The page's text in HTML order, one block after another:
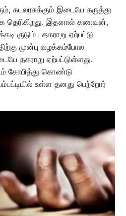
கடலரசுக்கும் இடையே கருத்து
தெரிகிறது. இதனால் கணவன்,
குடும்ப தகராறு ஏற்பட்டு
முன்பு வழக்கம்போல
தகராறு ஏற்பட்டுள்ளது.
கோபித்து கொண்டு
உள்ள தனது பெற்றோர்